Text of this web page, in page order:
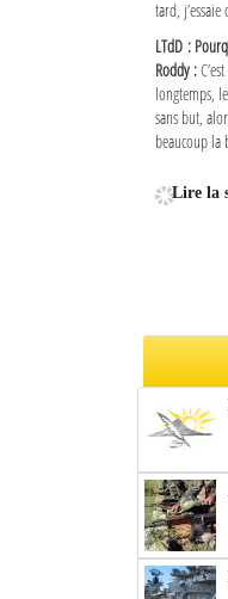
tard,
LTdD :
Roddy :
longtemps,
sans but,
beaucoup la
Lire la